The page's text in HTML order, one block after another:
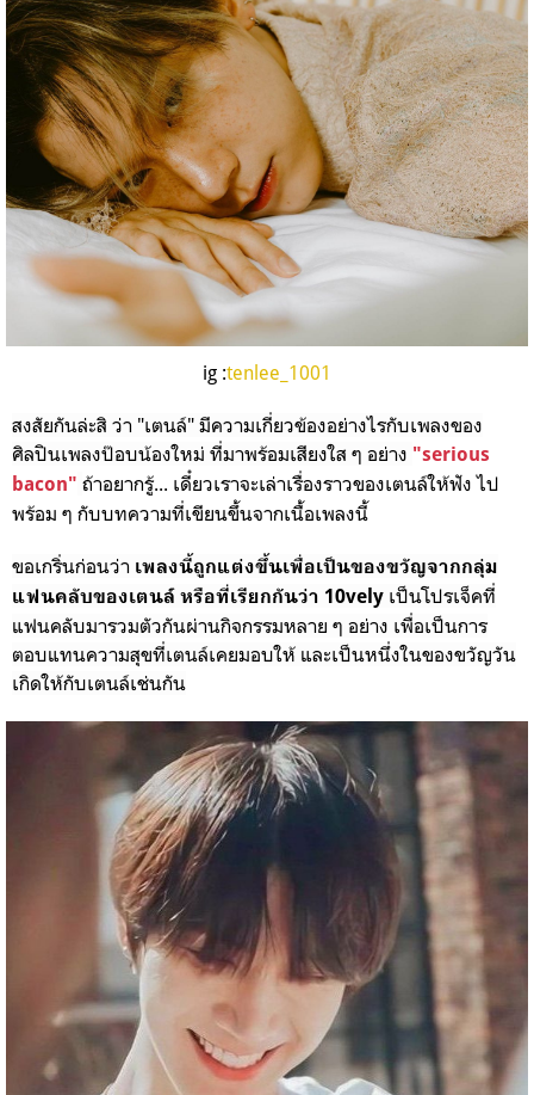
ig :tenlee_1001
สงสัยกันล่ะสิ ว่า "เตนล์" มีความเกี่ยวข้องอย่างไรกับเพลงของ
ศิลปินเพลงป๊อบน้องใหม่ ที่มาพร้อมเสียงใส ๆ อย่าง "serious
bacon" ถ้าอยากรู้... เดี๋ยวเราจะเล่าเรื่องราวของเตนล์ให้ฟัง ไป
พร้อม ๆ กับบทความที่เขียนขึ้นจากเนื้อเพลงนี้
ขอเกริ่นก่อนว่า เพลงนี้ถูกแต่งขึ้นเพื่อเป็นของขวัญจากกลุ่ม
แฟนคลับของเตนล์ หรือที่เรียกกันว่า 10vely เป็นโปรเจ็คที่
แฟนคลับมารวมตัวกันผ่านกิจกรรมหลาย ๆ อย่าง เพื่อเป็นการ
ตอบแทนความสุขที่เตนล์เคยมอบให้ และเป็นหนึ่งในของขวัญวัน
เกิดให้กับเตนล์เช่นกัน